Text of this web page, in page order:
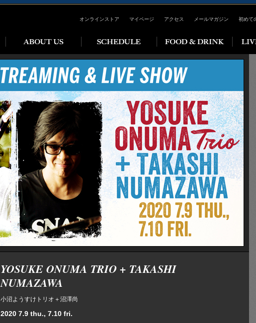
オンラインストア マイページ アクセス メールマガジン 初めて
YOSUKE ONUMA TRIO + TAKASHI
NUMAZAWA
小沼ようすけトリオ＋沼澤尚
2020 7.9 thu., 7.10 fri.